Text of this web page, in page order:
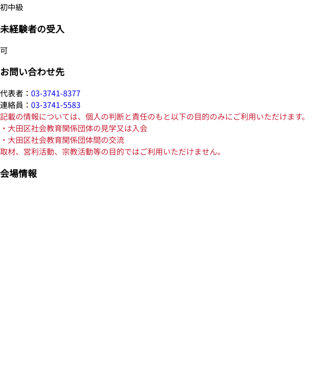
初中級
未経験者の受入
可
お問い合わせ先
代表者： 03-3741-8377
連絡員： 03-3741-5583
記載の情報については、個人の判断と責任のもと以下の目的のみにご利用いただけます。
・大田区社会教育関係団体の見学又は入会
・大田区社会教育関係団体間の交流
取材、営利活動、宗教活動等の目的ではご利用いただけません。
会場情報